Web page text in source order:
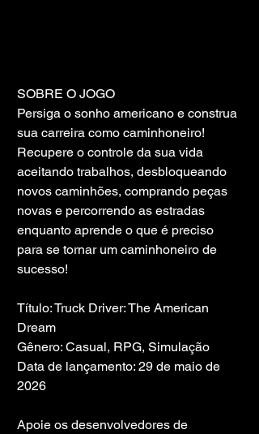
SOBRE O JOGO
Persiga o sonho americano e construa
sua carreira como caminhoneiro!
Recupere o controle da sua vida
aceitando trabalhos, desbloqueando
novos caminhões, comprando peças
novas e percorrendo as estradas
enquanto aprende o que é preciso
para se tornar um caminhoneiro de
sucesso!
Título: Truck Driver: The American
Dream
Gênero: Casual, RPG, Simulação
Data de lançamento: 29 de maio de
2026
Apoie os desenvolvedores de